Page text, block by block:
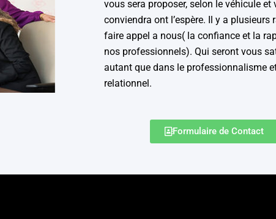
vous sera proposer, selon le véhicule et
conviendra ont l’espère. Il y a plusieurs
faire appel a nous( la confiance et la
nos professionnels). Qui seront vous
autant que dans le professionnalisme
relationnel.
Formulaire de Contact